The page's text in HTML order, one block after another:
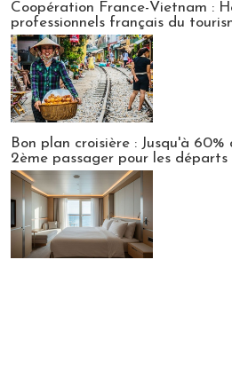
Coopération France-Vietnam :
professionnels français du
Bon plan croisière : Jusqu'à
2ème passager pour les